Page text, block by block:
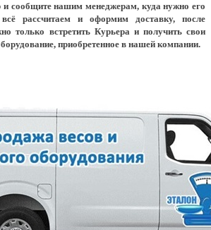
и сообщите нашим менеджерам, куда нужно его
рассчитаем и оформим доставку, после
только встретить Курьера и получить свои
приобретенное в нашей компании.